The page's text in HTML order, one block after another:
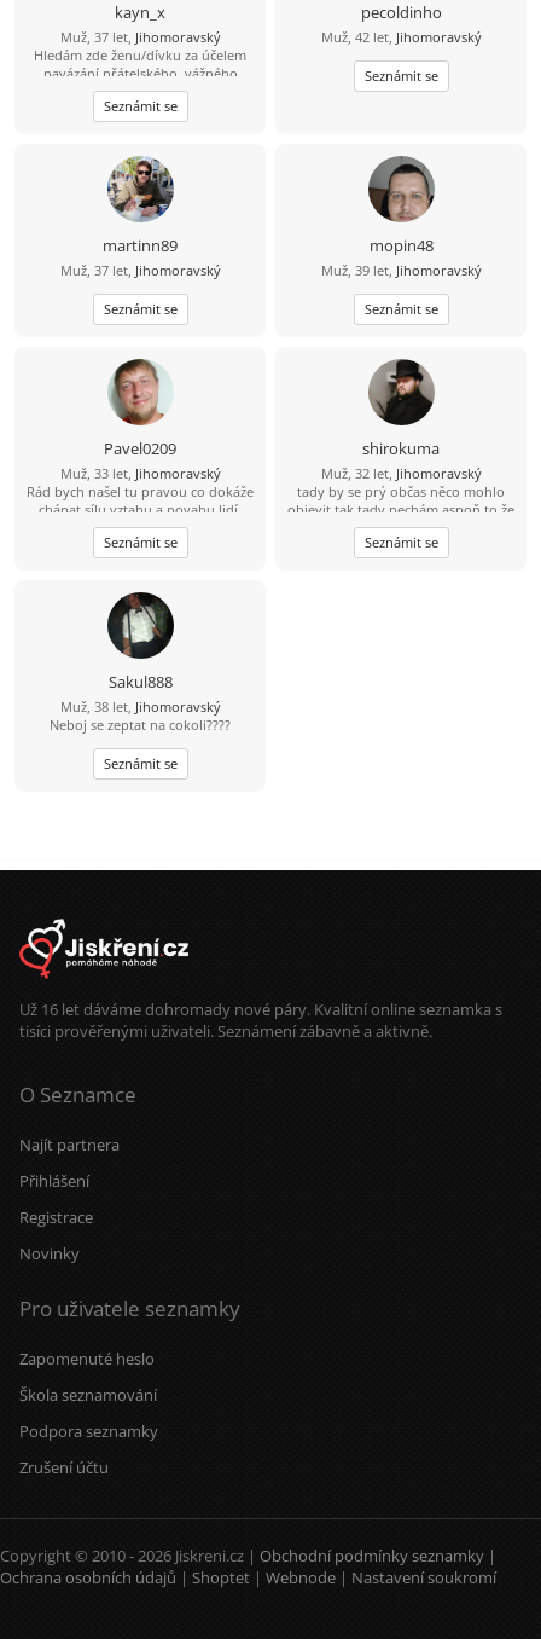
kayn_x
Muž, 37 let, Jihomoravský
Hledám zde ženu/dívku za účelem
navázání přátelského, vážného
vztahu či nezávazného vztahu (vše
dle domluvy). Více informací přes
vzkazy.
Seznámit se
pecoldinho
Muž, 42 let, Jihomoravský
Seznámit se
martinn89
Muž, 37 let, Jihomoravský
Seznámit se
mopin48
Muž, 39 let, Jihomoravský
Seznámit se
Pavel0209
Muž, 33 let, Jihomoravský
Rád bych našel tu pravou co dokáže
chápat sílu vztahu a povahu lidí.
Seznámit se
shirokuma
Muž, 32 let, Jihomoravský
tady by se prý občas něco mohlo
objevit tak tady nechám aspoň to že
jsem divná osoba :D
Seznámit se
Sakul888
Muž, 38 let, Jihomoravský
Neboj se zeptat na cokoli????
Seznámit se
Už 16 let dáváme dohromady nové páry. Kvalitní online seznamka s
tisíci prověřenými uživateli. Seznámení zábavně a aktivně.
O Seznamce
Najít partnera
Přihlášení
Registrace
Novinky
Pro uživatele seznamky
Zapomenuté heslo
Škola seznamování
Podpora seznamky
Zrušení účtu
Copyright © 2010 - 2026 Jiskreni.cz | Obchodní podmínky seznamky |
Ochrana osobních údajů | Shoptet | Webnode | Nastavení soukromí